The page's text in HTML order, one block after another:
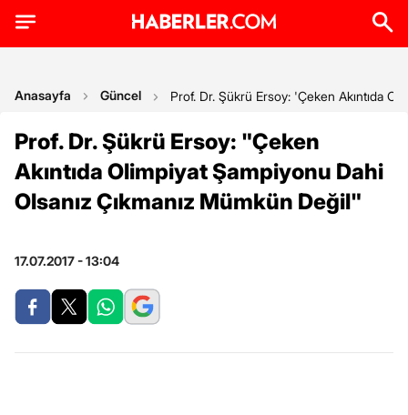
Anasayfa Güncel Prof. Dr. Şükrü Ersoy: 'Çeken Akıntıda
Prof. Dr. Şükrü Ersoy: "Çeken
Akıntıda Olimpiyat Şampiyonu Dahi
Olsanız Çıkmanız Mümkün Değil"
17.07.2017 - 13:04